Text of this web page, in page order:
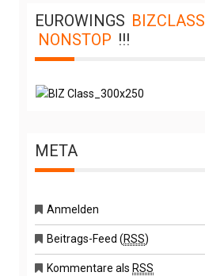
EUROWINGS BIZCLASS
NONSTOP !!!
META
Anmelden
Beitrags-Feed (RSS)
Kommentare als RSS